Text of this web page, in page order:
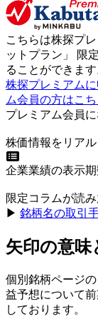
こちらは株探プレ
ットプラン 」 限
ることができます
株探プレミアム
ム会員の方はこ
プレミアム会員
株価情報をリア
企業業績の表示
限定コラムが読み
▶︎ 銘柄名の取引
矢印の意味
個別銘柄ページ
益予想について
しております。